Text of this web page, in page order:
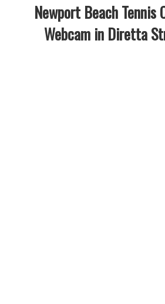
Newport Beach Tennis
Webcam in Diretta